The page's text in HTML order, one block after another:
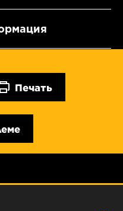
Печать